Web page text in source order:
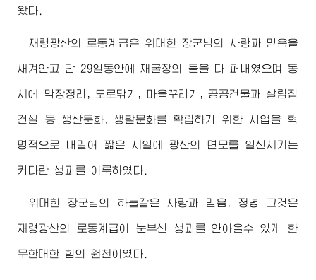
왔다.
재령광산의 로동계급은 위대한 장군님의 사랑과 믿음을
새겨안고 단 29일동안에 채굴장의 물을 다 퍼내였으며 동
시에 막장정리, 도로닦기, 마을꾸리기, 공공건물과 살림집
건설 등 생산문화, 생활문화를 확립하기 위한 사업을 혁
명적으로 내밀어 짧은 시일에 광산의 면모를 일신시키는
커다란 성과를 이룩하였다.
위대한 장군님의 하늘같은 사랑과 믿음, 정녕 그것은
재령광산의 로동계급이 눈부신 성과를 안아올수 있게 한
무한대한 힘의 원천이였다.